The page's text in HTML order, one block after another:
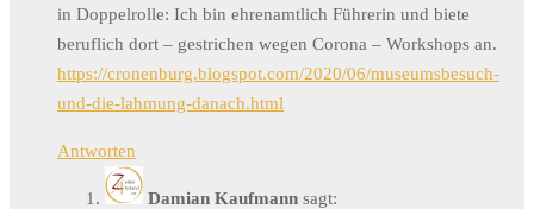
in Doppelrolle: Ich bin ehrenamtlich Führerin und biete
beruflich dort – gestrichen wegen Corona – Workshops an.
https://cronenburg.blogspot.com/2020/06/museumsbesuch-
und-die-lahmung-danach.html
Antworten
Damian Kaufmann sagt: